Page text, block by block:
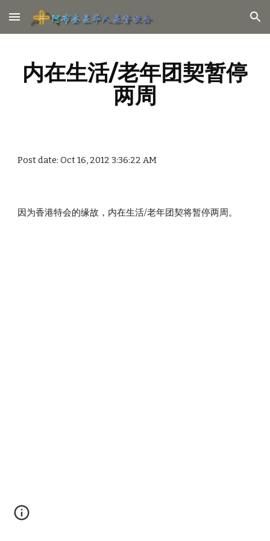
Skip to main content Skip to navigation
内在生活/老年团契暂停
两周
Post date: Oct 16, 2012 3:36:22 AM
因为香港特会的缘故，内在生活/老年团契将暂停两周。